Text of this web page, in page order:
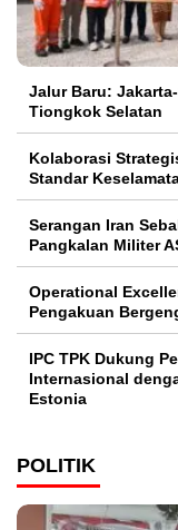
Jalur Baru:
Tiongkok Selatan
Kolaborasi
Standar
Serangan Iran
Pangkalan Militer
Operational
Pengakuan
IPC TPK Dukung
Internasional
Estonia
POLITIK